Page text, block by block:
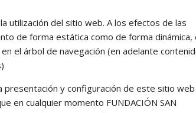
utilización del sitio web. A los efectos de las
de forma estática como de forma dinámica,
el árbol de navegación (en adelante
presentación y configuración de este sitio
en cualquier momento FUNDACIÓN SAN